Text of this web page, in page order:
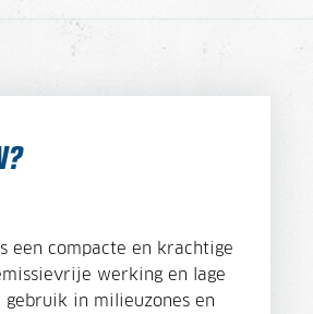
een compacte en krachtige
werking en lage
in milieuzones en